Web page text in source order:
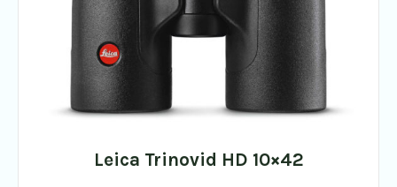
Leica Trinovid HD 10×42